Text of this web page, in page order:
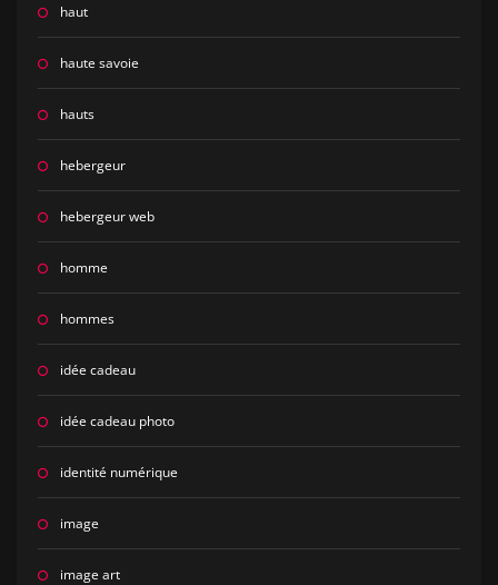
haut
haute savoie
hauts
hebergeur
hebergeur web
homme
hommes
idée cadeau
idée cadeau photo
identité numérique
image
image art